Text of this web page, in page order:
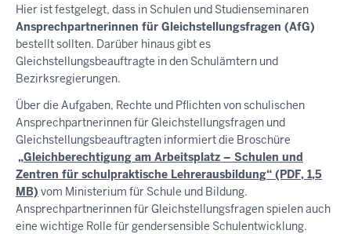
Hier ist festgelegt, dass in Schulen und Studienseminaren
Ansprechpartnerinnen für Gleichstellungsfragen (AfG)
bestellt sollten. Darüber hinaus gibt es
Gleichstellungsbeauftragte in den Schulämtern und
Bezirksregierungen.
Über die Aufgaben, Rechte und Pflichten von schulischen
Ansprechpartnerinnen für Gleichstellungsfragen und
Gleichstellungsbeauftragten informiert die Broschüre
„Gleichberechtigung am Arbeitsplatz – Schulen und
Zentren für schulpraktische Lehrerausbildung“ (PDF, 1,5
MB) vom Ministerium für Schule und Bildung.
Ansprechpartnerinnen für Gleichstellungsfragen spielen auch
eine wichtige Rolle für gendersensible Schulentwicklung.